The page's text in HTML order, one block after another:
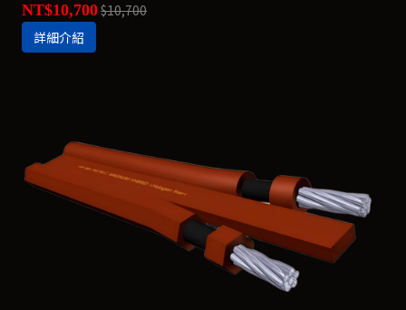
NT$10,700$10,700
詳細介紹